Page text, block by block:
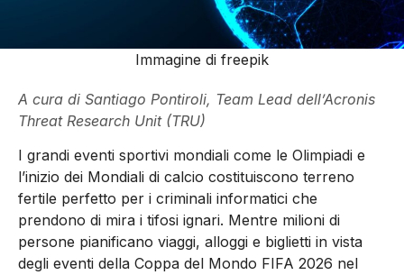
Immagine di freepik
A cura di Santiago Pontiroli, Team Lead dell’Acronis
Threat Research Unit (TRU)
I grandi eventi sportivi mondiali come le Olimpiadi e
l’inizio dei Mondiali di calcio costituiscono terreno
fertile perfetto per i criminali informatici che
prendono di mira i tifosi ignari. Mentre milioni di
persone pianificano viaggi, alloggi e biglietti in vista
degli eventi della Coppa del Mondo FIFA 2026 nel